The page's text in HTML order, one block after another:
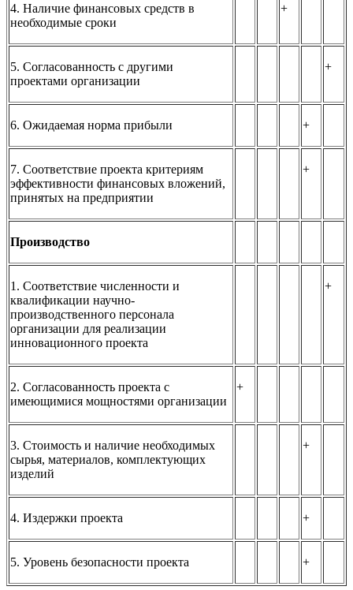
4. Наличие финансовых средств в
необходимые сроки
+
5. Согласованность с другими
проектами организации
+
6. Ожидаемая норма прибыли +
7. Соответствие проекта критериям
эффективности финансовых вложений,
принятых на предприятии
+
Производство
1. Соответствие численности и
квалификации научно-
производственного персонала
организации для реализации
инновационного проекта
+
2. Согласованность проекта с
имеющимися мощностями организации
+
3. Стоимость и наличие необходимых
сырья, материалов, комплектующих
изделий
+
4. Издержки проекта +
5. Уровень безопасности проекта +